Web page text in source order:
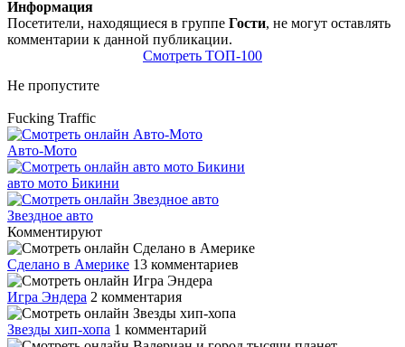
Информация
Посетители, находящиеся в группе Гости, не могут оставлять
комментарии к данной публикации.
Смотреть ТОП-100
Не пропустите
Fucking Traffic
Авто-Мото
авто мото Бикини
Звездное авто
Комментируют
Сделано в Америке 13 комментариев
Игра Эндера 2 комментария
Звезды хип-хопа 1 комментарий